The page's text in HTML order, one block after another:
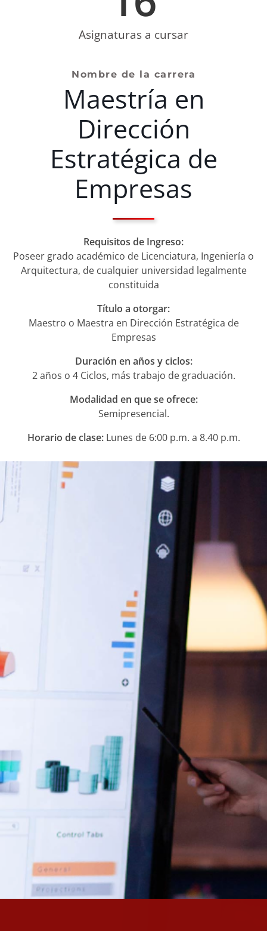
NOTICIAS
VALORES MORALES
Nombre de la carrera
Maestría en
Dirección
Estratégica de
Empresas
Requisitos de Ingreso:
Poseer grado académico de Licenciatura, Ingeniería o
Arquitectura, de cualquier universidad legalmente
constituida
Título a otorgar:
Maestro o Maestra en Dirección Estratégica de
Empresas
Duración en años y ciclos:
2 años o 4 Ciclos, más trabajo de graduación.
Modalidad en que se ofrece:
Semipresencial.
Horario de clase: Lunes de 6:00 p.m. a 8.40 p.m.
Asignaturas a cursar